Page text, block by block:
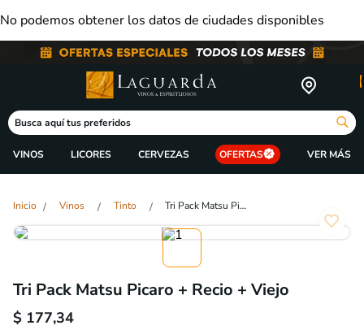
No podemos obtener los datos de ciudades disponibles
Busca aquí tus preferidos
VINOS LICORES CERVEZAS OFERTAS
Vinos Tinto Tri Pack Matsu Picaro + Recio + Viejo
Tri Pack Matsu Picaro + Recio + Viejo
$ 177,34